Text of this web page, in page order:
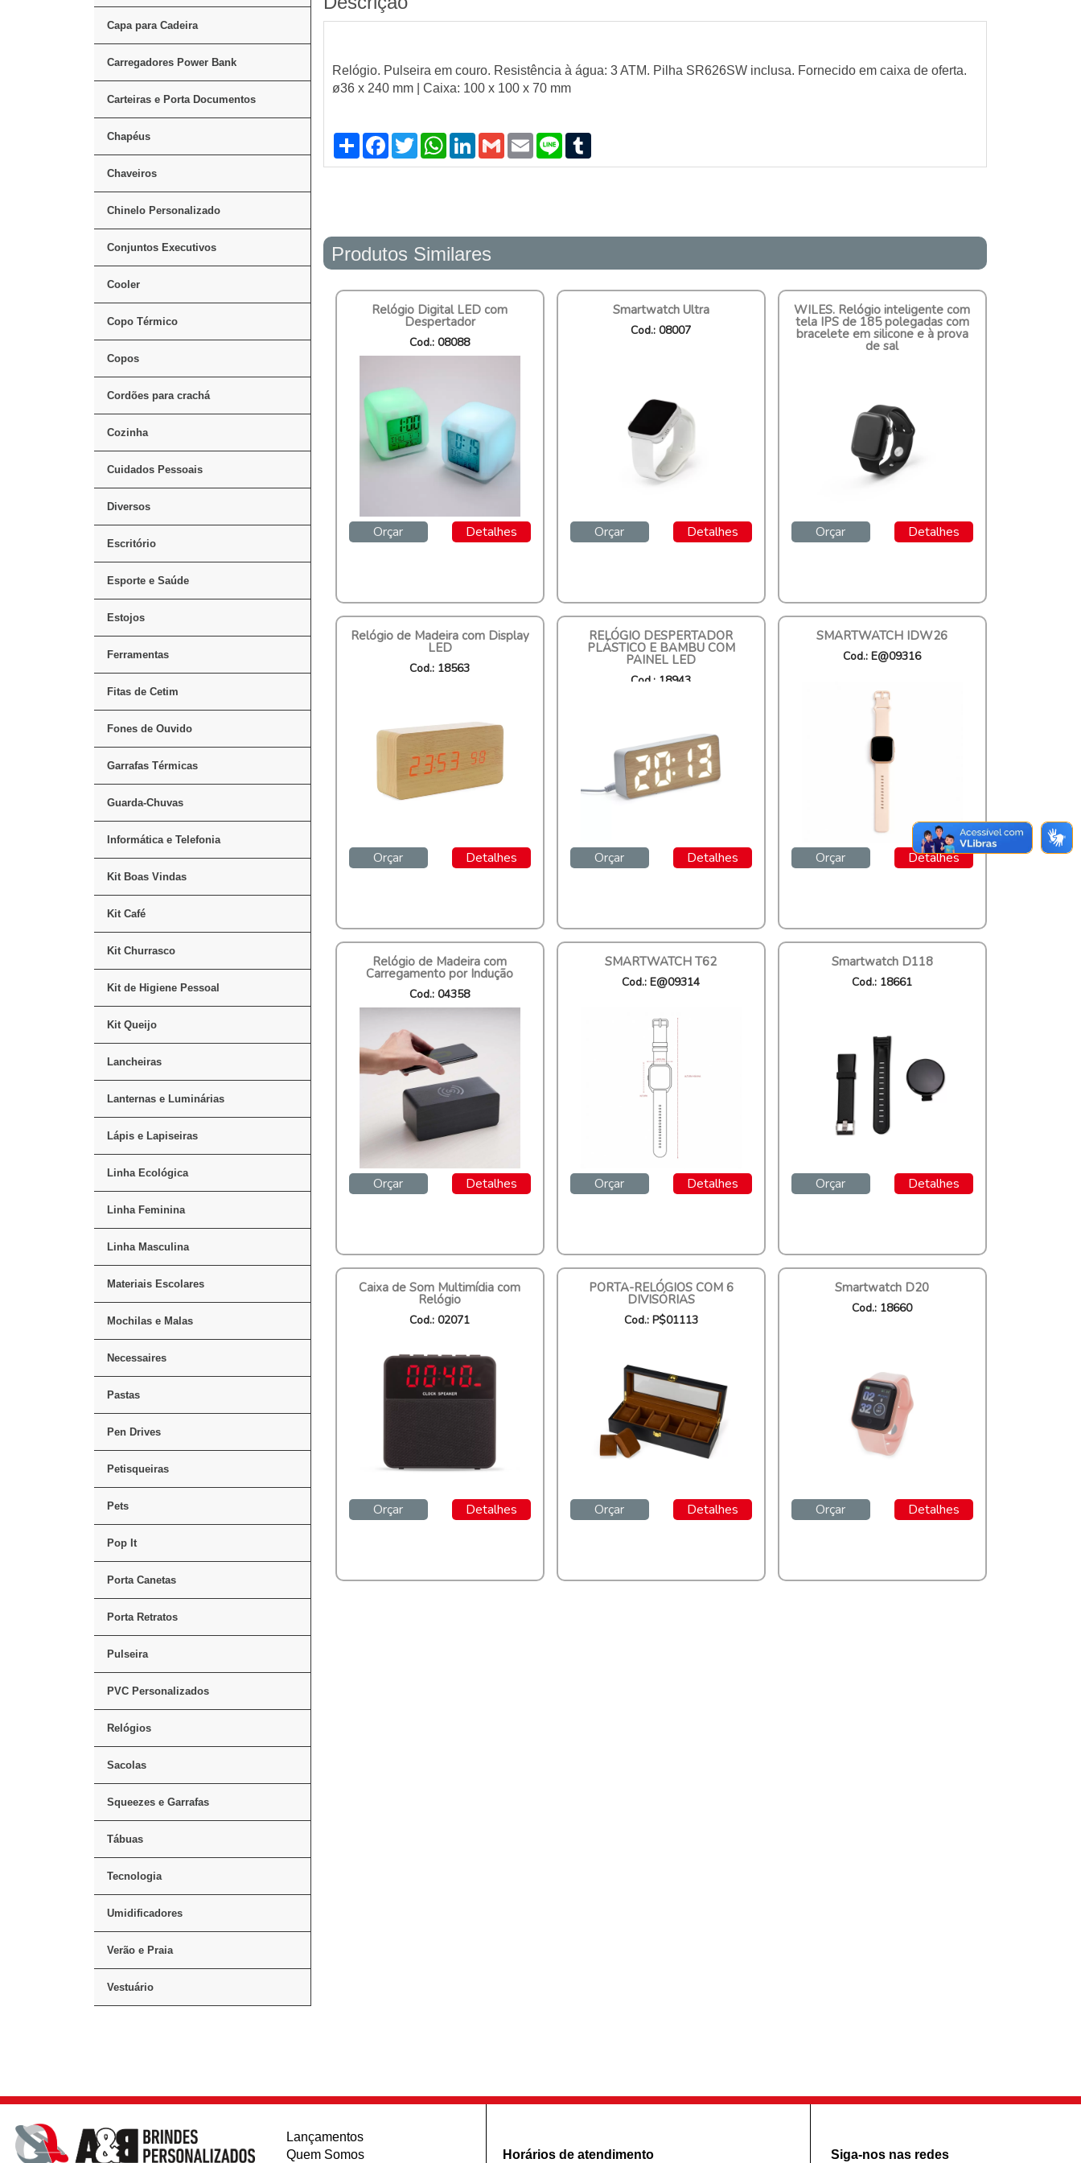
Capa para Cadeira
Carregadores Power Bank
Carteiras e Porta Documentos
Chapéus
Chaveiros
Chinelo Personalizado
Conjuntos Executivos
Cooler
Copo Térmico
Copos
Cordões para crachá
Cozinha
Cuidados Pessoais
Diversos
Escritório
Esporte e Saúde
Estojos
Ferramentas
Fitas de Cetim
Fones de Ouvido
Garrafas Térmicas
Guarda-Chuvas
Informática e Telefonia
Kit Boas Vindas
Kit Café
Kit Churrasco
Kit de Higiene Pessoal
Kit Queijo
Lancheiras
Lanternas e Luminárias
Lápis e Lapiseiras
Linha Ecológica
Linha Feminina
Linha Masculina
Materiais Escolares
Mochilas e Malas
Necessaires
Pastas
Pen Drives
Petisqueiras
Pets
Pop It
Porta Canetas
Porta Retratos
Pulseira
PVC Personalizados
Relógios
Sacolas
Squeezes e Garrafas
Tábuas
Tecnologia
Umidificadores
Verão e Praia
Vestuário
Relógio. Pulseira em couro. Resistência à água: 3 ATM. Pilha SR626SW inclusa. Fornecido em caixa de oferta.
ø36 x 240 mm | Caixa: 100 x 100 x 70 mm
Compartilhar
Facebook
TwitterWhatsApp
LinkedIn
GmailEmailLine
Produtos Similares
Relógio Digital LED com
Despertador
Cod.: 08088
Orçar Detalhes
Smartwatch Ultra
Cod.: 08007
Orçar Detalhes
WILES. Relógio inteligente com
tela IPS de 185 polegadas com
bracelete em silicone e à prova
de sal
Orçar Detalhes
Relógio de Madeira com Display
LED
Cod.: 18563
Orçar Detalhes
RELÓGIO DESPERTADOR
PLÁSTICO E BAMBU COM
PAINEL LED
Cod.: 18943
Orçar Detalhes
SMARTWATCH IDW26
Cod.: E@09316
Orçar Detalhes
Relógio de Madeira com
Carregamento por Indução
Cod.: 04358
Orçar Detalhes
SMARTWATCH T62
Cod.: E@09314
Orçar Detalhes
Smartwatch D118
Cod.: 18661
Orçar Detalhes
Caixa de Som Multimídia com
Relógio
Cod.: 02071
Orçar Detalhes
PORTA-RELÓGIOS COM 6
DIVISÓRIAS
Cod.: P$01113
Orçar Detalhes
Smartwatch D20
Cod.: 18660
Orçar Detalhes
Lançamentos
Quem Somos
Horários de atendimento Siga-nos nas redes